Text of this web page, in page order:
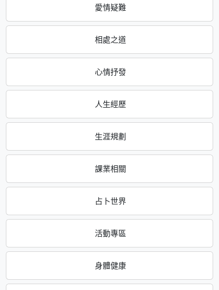
愛情疑難
相處之道
心情抒發
人生經歷
生涯規劃
課業相關
占卜世界
活動專區
身體健康